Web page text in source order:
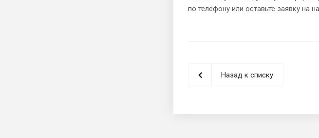
по телефону или оставьте заявку на
Назад к списку